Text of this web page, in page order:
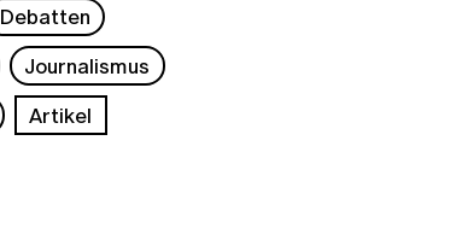
Debatten
Journalismus
Artikel